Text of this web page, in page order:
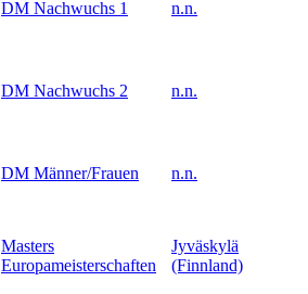
DM Nachwuchs 1 n.n.
DM Nachwuchs 2 n.n.
DM Männer/Frauen n.n.
Masters
Europameisterschaften
Jyväskylä
(Finnland)